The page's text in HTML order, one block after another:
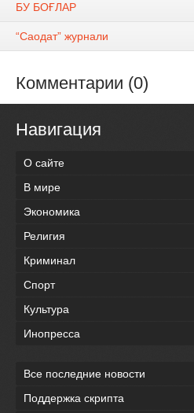
БУ БОҒЛАР
“Саодат” журнали
Комментарии (0)
Навигация
О сайте
В мире
Экономика
Религия
Криминал
Спорт
Культура
Инопресса
Все последние новости
Поддержка скрипта